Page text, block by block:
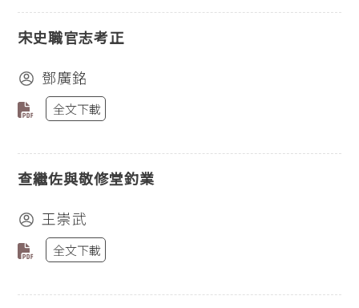
宋史職官志考正
鄧廣銘
全文下載
查繼佐與敬修堂釣業
王崇武
全文下載